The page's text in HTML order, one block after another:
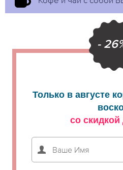
-
Только в августе
со скидкой